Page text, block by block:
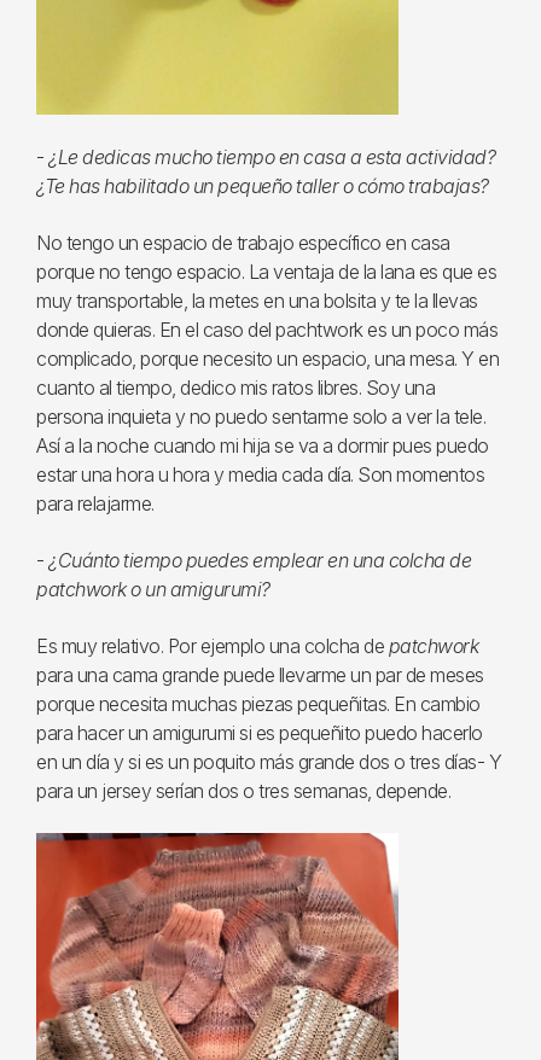
- ¿Le dedicas mucho tiempo en casa a esta actividad?
¿Te has habilitado un pequeño taller o cómo trabajas?
No tengo un espacio de trabajo específico en casa
porque no tengo espacio. La ventaja de la lana es que es
muy transportable, la metes en una bolsita y te la llevas
donde quieras. En el caso del pachtwork es un poco más
complicado, porque necesito un espacio, una mesa. Y en
cuanto al tiempo, dedico mis ratos libres. Soy una
persona inquieta y no puedo sentarme solo a ver la tele.
Así a la noche cuando mi hija se va a dormir pues puedo
estar una hora u hora y media cada día. Son momentos
para relajarme.
- ¿Cuánto tiempo puedes emplear en una colcha de
patchwork o un amigurumi?
Es muy relativo. Por ejemplo una colcha de patchwork
para una cama grande puede llevarme un par de meses
porque necesita muchas piezas pequeñitas. En cambio
para hacer un amigurumi si es pequeñito puedo hacerlo
en un día y si es un poquito más grande dos o tres días- Y
para un jersey serían dos o tres semanas, depende.